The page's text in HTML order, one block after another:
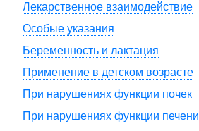
Лекарственное взаимодействие
Особые указания
Беременность и лактация
Применение в детском возрасте
При нарушениях функции почек
При нарушениях функции печени